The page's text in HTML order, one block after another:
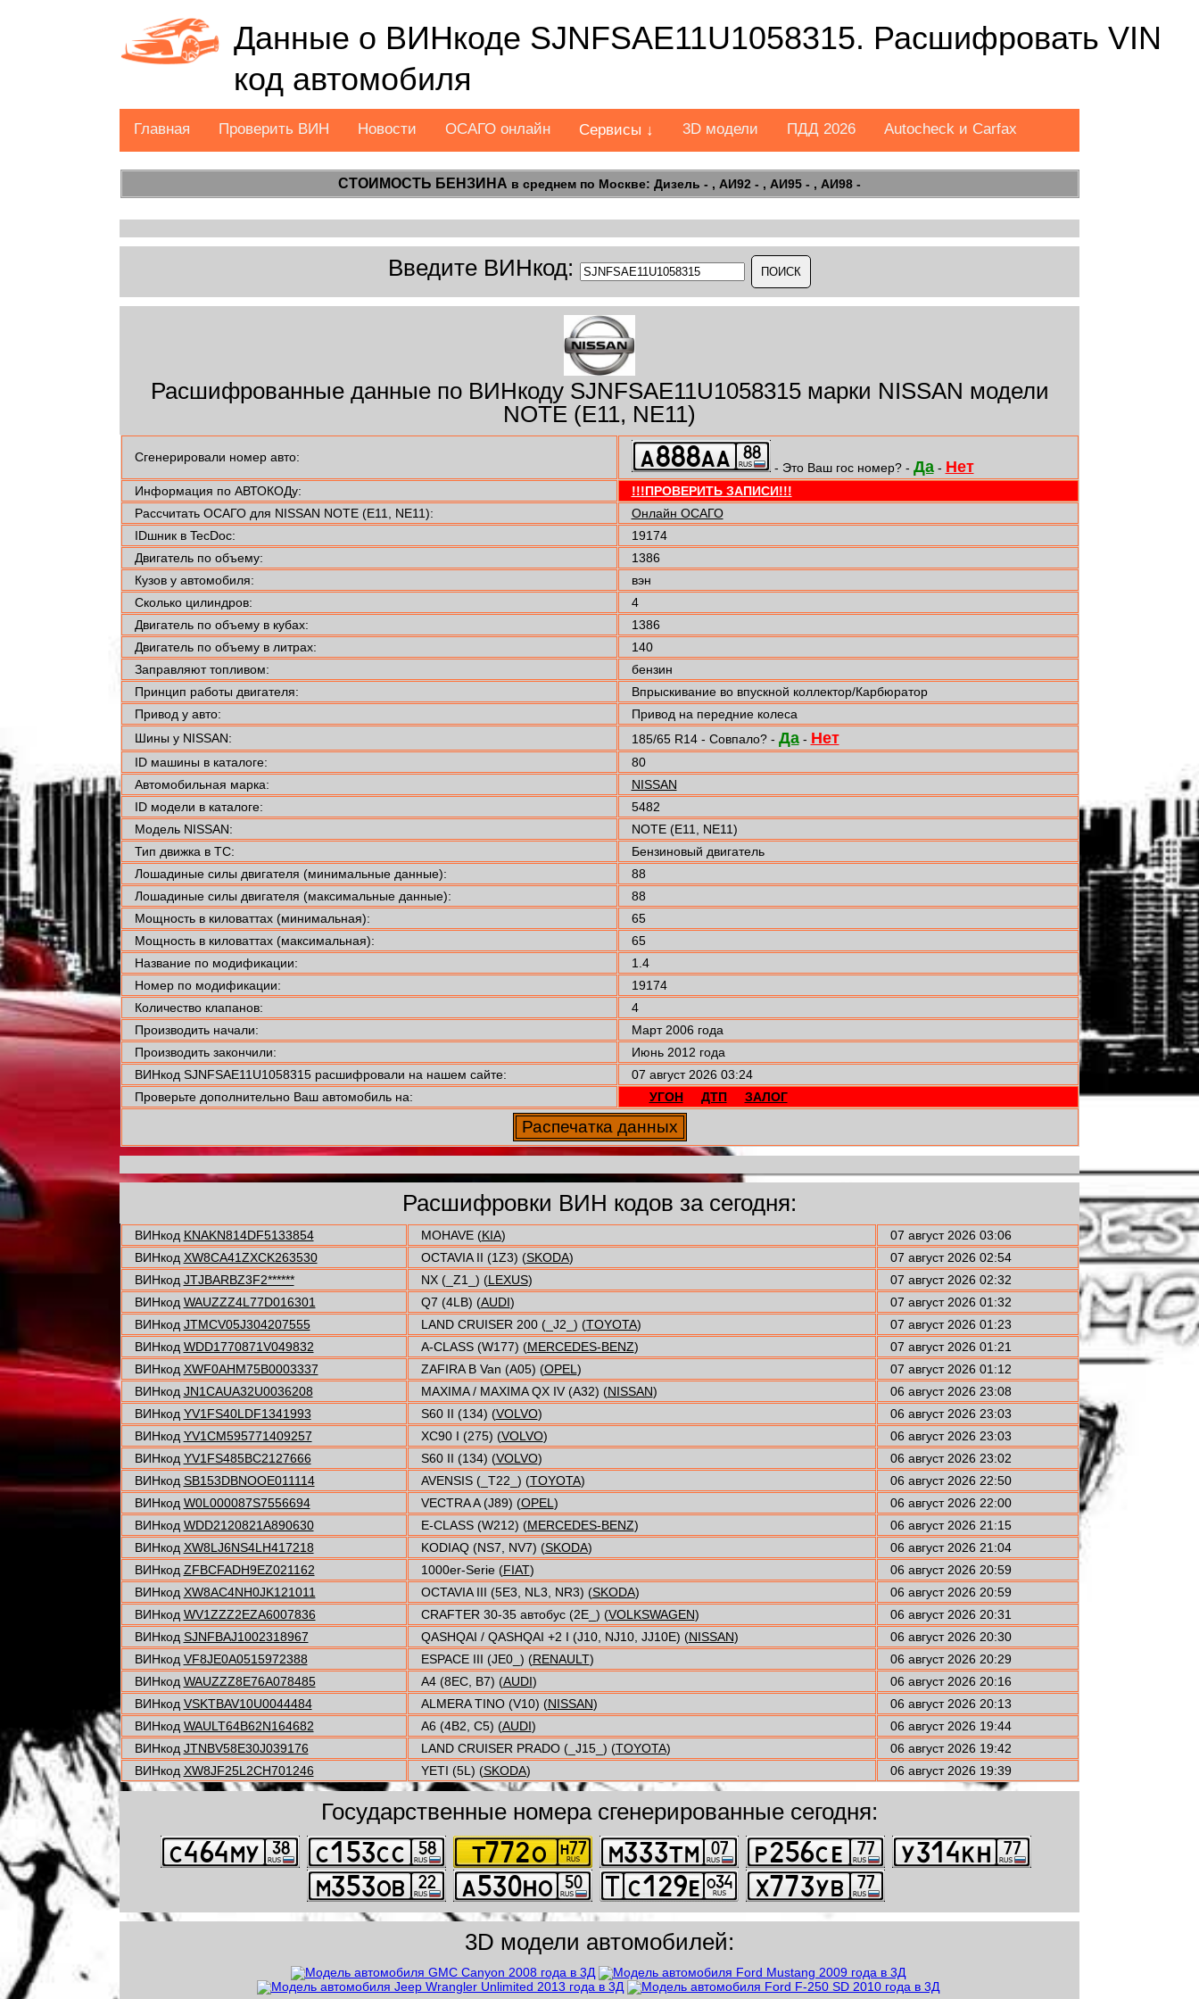
Данные о ВИНкоде SJNFSAE11U1058315. Расшифровать VIN
код автомобиля
Главная Проверить ВИН Новости ОСАГО онлайн Сервисы ↓ 3D модели ПДД 2026 Autocheck и Carfax
СТОИМОСТЬ БЕНЗИНА в среднем по Москве: Дизель - , АИ92 - , АИ95 - , АИ98 -
Введите ВИНкод:
Расшифрованные данные по ВИНкоду SJNFSAE11U1058315 марки NISSAN модели
NOTE (E11, NE11)
Сгенерировали номер авто:
- Это Ваш гос номер? - Да- Нет
Информация по АВТОКОДу:
!!!ПРОВЕРИТЬ ЗАПИСИ!!!
Рассчитать ОСАГО для NISSAN NOTE (E11, NE11):
Онлайн ОСАГО
IDшник в TecDoc:
19174
Двигатель по объему:
1386
Кузов у автомобиля:
вэн
Сколько цилиндров:
4
Двигатель по объему в кубах:
1386
Двигатель по объему в литрах:
140
Заправляют топливом:
бензин
Принцип работы двигателя:
Впрыскивание во впускной коллектор/Карбюратор
Привод у авто:
Привод на передние колеса
Шины у NISSAN:
185/65 R14 - Совпало? - Да- Нет
ID машины в каталоге:
80
Автомобильная марка:
NISSAN
ID модели в каталоге:
5482
Модель NISSAN:
NOTE (E11, NE11)
Тип движка в ТС:
Бензиновый двигатель
Лошадиные силы двигателя (минимальные данные):
88
Лошадиные силы двигателя (максимальные данные):
88
Мощность в киловаттах (минимальная):
65
Мощность в киловаттах (максимальная):
65
Название по модификации:
1.4
Номер по модификации:
19174
Количество клапанов:
4
Производить начали:
Март 2006 года
Производить закончили:
Июнь 2012 года
ВИНкод SJNFSAE11U1058315 расшифровали на нашем сайте:
07 август 2026 03:24
Проверьте дополнительно Ваш автомобиль на:
УГОН ДТП ЗАЛОГ
Расшифровки ВИН кодов за сегодня:
ВИНкод KNAKN814DF5133854 MOHAVE (KIA)
07 август 2026 03:06
ВИНкод XW8CA41ZXCK263530 OCTAVIA II (1Z3) (SKODA)
07 август 2026 02:54
ВИНкод JTJBARBZ3F2****** NX (_Z1_) (LEXUS)
07 август 2026 02:32
ВИНкод WAUZZZ4L77D016301 Q7 (4LB) (AUDI)
07 август 2026 01:32
ВИНкод JTMCV05J304207555 LAND CRUISER 200 (_J2_) (TOYOTA)
07 август 2026 01:23
ВИНкод WDD1770871V049832 A-CLASS (W177) (MERCEDES-BENZ)
07 август 2026 01:21
ВИНкод XWF0AHM75B0003337 ZAFIRA B Van (A05) (OPEL)
07 август 2026 01:12
ВИНкод JN1CAUA32U0036208 MAXIMA / MAXIMA QX IV (A32) (NISSAN)
06 август 2026 23:08
ВИНкод YV1FS40LDF1341993 S60 II (134) (VOLVO)
06 август 2026 23:03
ВИНкод YV1CM595771409257 XC90 I (275) (VOLVO)
06 август 2026 23:03
ВИНкод YV1FS485BC2127666 S60 II (134) (VOLVO)
06 август 2026 23:02
ВИНкод SB153DBNOOE011114 AVENSIS (_T22_) (TOYOTA)
06 август 2026 22:50
ВИНкод W0L000087S7556694 VECTRA A (J89) (OPEL)
06 август 2026 22:00
ВИНкод WDD2120821A890630 E-CLASS (W212) (MERCEDES-BENZ)
06 август 2026 21:15
ВИНкод XW8LJ6NS4LH417218 KODIAQ (NS7, NV7) (SKODA)
06 август 2026 21:04
ВИНкод ZFBCFADH9EZ021162 1000er-Serie (FIAT)
06 август 2026 20:59
ВИНкод XW8AC4NH0JK121011 OCTAVIA III (5E3, NL3, NR3) (SKODA)
06 август 2026 20:59
ВИНкод WV1ZZZ2EZA6007836 CRAFTER 30-35 автобус (2E_) (VOLKSWAGEN)
06 август 2026 20:31
ВИНкод SJNFBAJ1002318967 QASHQAI / QASHQAI +2 I (J10, NJ10, JJ10E) (NISSAN)
06 август 2026 20:30
ВИНкод VF8JE0A0515972388 ESPACE III (JE0_) (RENAULT)
06 август 2026 20:29
ВИНкод WAUZZZ8E76A078485 A4 (8EC, B7) (AUDI)
06 август 2026 20:16
ВИНкод VSKTBAV10U0044484 ALMERA TINO (V10) (NISSAN)
06 август 2026 20:13
ВИНкод WAULT64B62N164682 A6 (4B2, C5) (AUDI)
06 август 2026 19:44
ВИНкод JTNBV58E30J039176 LAND CRUISER PRADO (_J15_) (TOYOTA)
06 август 2026 19:42
ВИНкод XW8JF25L2CH701246 YETI (5L) (SKODA) 06 август 2026 19:39
Государственные номера сгенерированные сегодня:
3D модели автомобилей: